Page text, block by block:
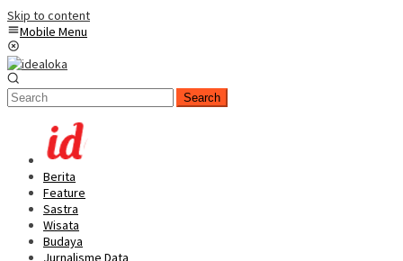
Skip to content
Mobile Menu
Search
Berita
Feature
Sastra
Wisata
Budaya
Jurnalisme Data